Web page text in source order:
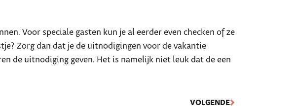
Voor speciale gasten kun je al eerder even checken of ze
Zorg dan dat je de uitnodigingen voor de vakantie
de uitnodiging geven. Het is namelijk niet leuk dat de een
VOLGENDE